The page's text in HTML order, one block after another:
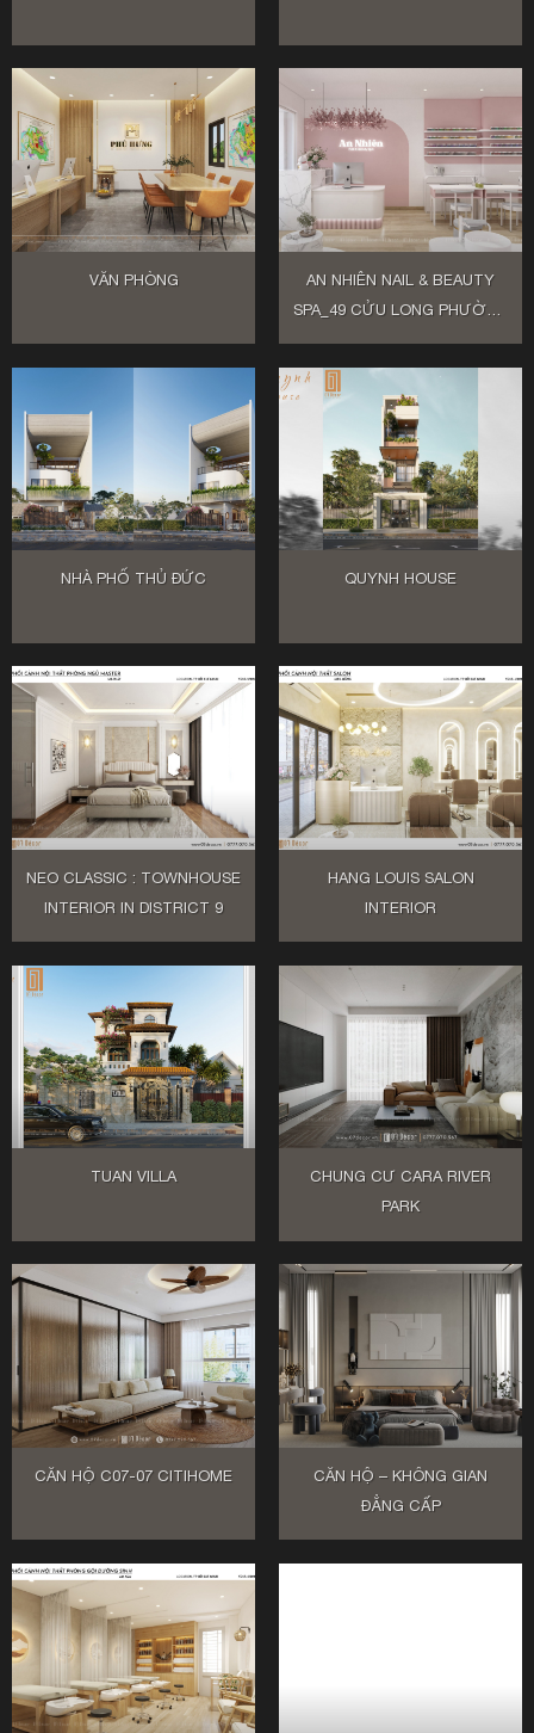
VĂN PHÒNG
AN NHIÊN NAIL & BEAUTY
SPA_49 CỬU LONG PHƯỜNG
NHÀ PHỐ THỦ ĐỨC QUYNH HOUSE
NEO CLASSIC : TOWNHOUSE
INTERIOR IN DISTRICT 9
HANG LOUIS SALON
INTERIOR
TUAN VILLA
CHUNG CƯ CARA RIVER
PARK
CĂN HỘ C07-07 CITIHOME
CĂN HỘ – KHÔNG GIAN
ĐẲNG CẤP